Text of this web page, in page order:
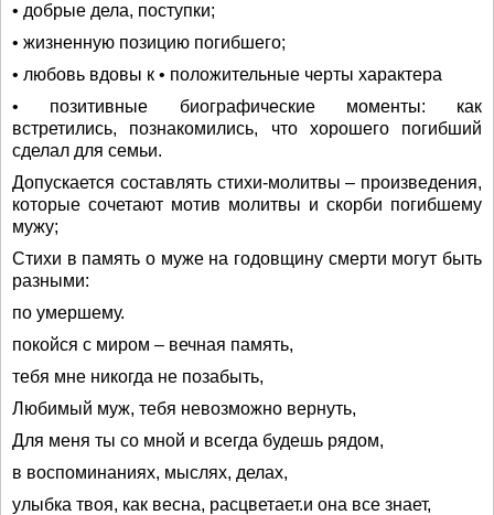
• добрые дела, поступки;
• жизненную позицию погибшего;
• любовь вдовы к • положительные черты характера
• позитивные биографические моменты: как
встретились, познакомились, что хорошего погибший
сделал для семьи.
Допускается составлять стихи-молитвы – произведения,
которые сочетают мотив молитвы и скорби погибшему
мужу;
Стихи в память о муже на годовщину смерти могут быть
разными:
по умершему.
покойся с миром – вечная память,
тебя мне никогда не позабыть,
Любимый муж, тебя невозможно вернуть,
Для меня ты со мной и всегда будешь рядом,
в воспоминаниях, мыслях, делах,
улыбка твоя, как весна, расцветает.и она все знает,